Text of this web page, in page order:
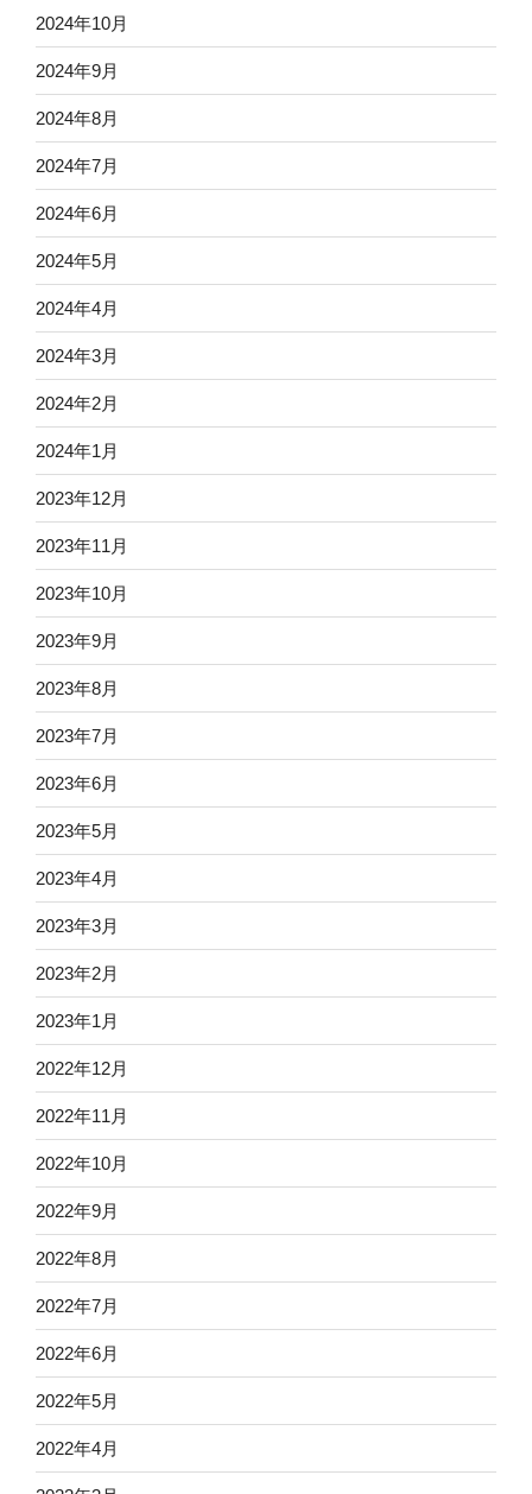
2024年10月
2024年9月
2024年8月
2024年7月
2024年6月
2024年5月
2024年4月
2024年3月
2024年2月
2024年1月
2023年12月
2023年11月
2023年10月
2023年9月
2023年8月
2023年7月
2023年6月
2023年5月
2023年4月
2023年3月
2023年2月
2023年1月
2022年12月
2022年11月
2022年10月
2022年9月
2022年8月
2022年7月
2022年6月
2022年5月
2022年4月